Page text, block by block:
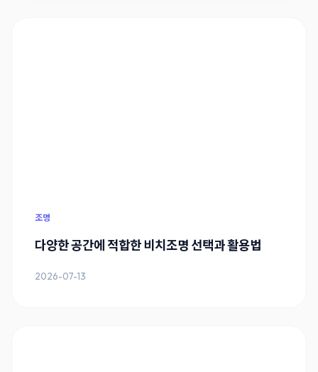
조명
다양한 공간에 적합한 비치조명 선택과 활용법
2026-07-13